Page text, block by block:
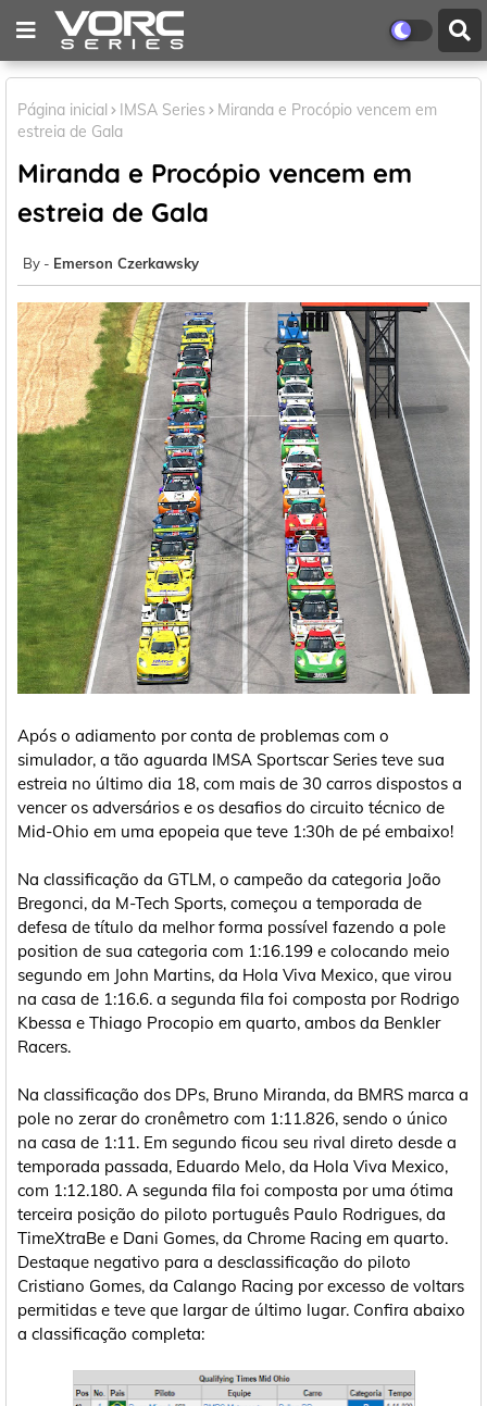
Página inicial IMSA Series
Miranda e Procópio vencem em
estreia de Gala
Miranda e Procópio vencem em
estreia de Gala
Emerson Czerkawsky
Após o adiamento por conta de problemas com o
simulador, a tão aguarda IMSA Sportscar Series teve sua
estreia no último dia 18, com mais de 30 carros dispostos a
vencer os adversários e os desafios do circuito técnico de
Mid-Ohio em uma epopeia que teve 1:30h de pé embaixo!
Na classificação da GTLM, o campeão da categoria João
Bregonci, da M-Tech Sports, começou a temporada de
defesa de título da melhor forma possível fazendo a pole
position de sua categoria com 1:16.199 e colocando meio
segundo em John Martins, da Hola Viva Mexico, que virou
na casa de 1:16.6. a segunda fila foi composta por Rodrigo
Kbessa e Thiago Procopio em quarto, ambos da Benkler
Racers.
Na classificação dos DPs, Bruno Miranda, da BMRS marca a
pole no zerar do cronêmetro com 1:11.826, sendo o único
na casa de 1:11. Em segundo ficou seu rival direto desde a
temporada passada, Eduardo Melo, da Hola Viva Mexico,
com 1:12.180. A segunda fila foi composta por uma ótima
terceira posição do piloto português Paulo Rodrigues, da
TimeXtraBe e Dani Gomes, da Chrome Racing em quarto.
Destaque negativo para a desclassificação do piloto
Cristiano Gomes, da Calango Racing por excesso de voltars
permitidas e teve que largar de último lugar. Confira abaixo
a classificação completa: